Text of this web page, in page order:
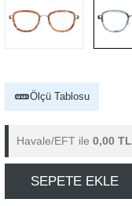
Ölçü Tablosu
Havale/EFT ile 0,00 TL
SEPETE EKLE